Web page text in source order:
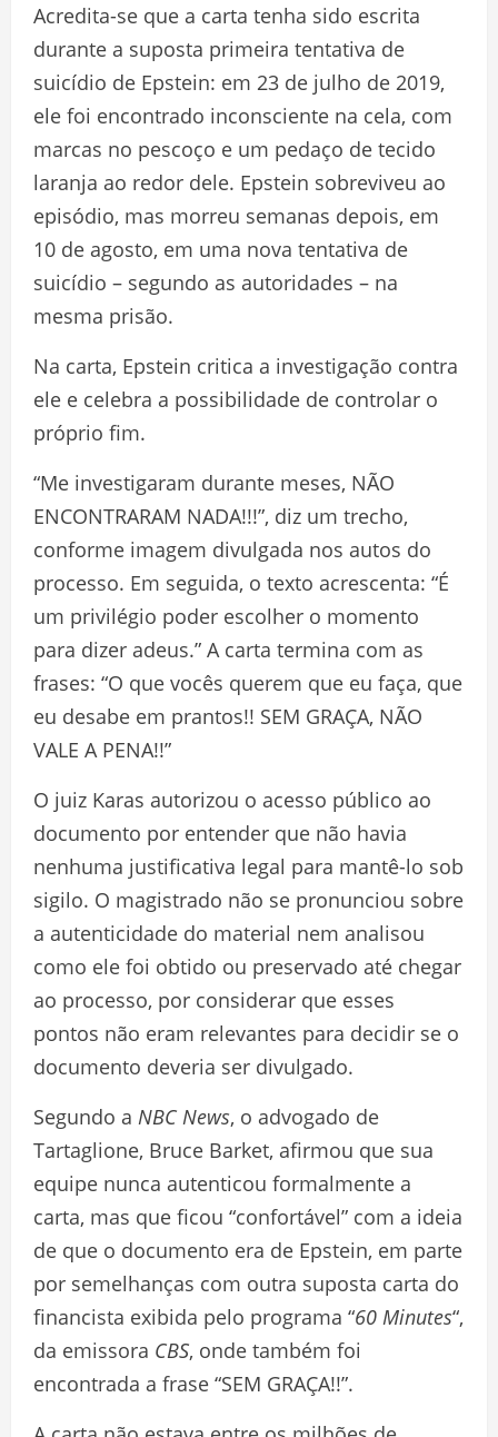
Acredita-se que a carta tenha sido escrita
durante a suposta primeira tentativa de
suicídio de Epstein: em 23 de julho de 2019,
ele foi encontrado inconsciente na cela, com
marcas no pescoço e um pedaço de tecido
laranja ao redor dele. Epstein sobreviveu ao
episódio, mas morreu semanas depois, em
10 de agosto, em uma nova tentativa de
suicídio – segundo as autoridades – na
mesma prisão.
Na carta, Epstein critica a investigação contra
ele e celebra a possibilidade de controlar o
próprio fim.
“Me investigaram durante meses, NÃO
ENCONTRARAM NADA!!!”, diz um trecho,
conforme imagem divulgada nos autos do
processo. Em seguida, o texto acrescenta: “É
um privilégio poder escolher o momento
para dizer adeus.” A carta termina com as
frases: “O que vocês querem que eu faça, que
eu desabe em prantos!! SEM GRAÇA, NÃO
VALE A PENA!!”
O juiz Karas autorizou o acesso público ao
documento por entender que não havia
nenhuma justificativa legal para mantê-lo sob
sigilo. O magistrado não se pronunciou sobre
a autenticidade do material nem analisou
como ele foi obtido ou preservado até chegar
ao processo, por considerar que esses
pontos não eram relevantes para decidir se o
documento deveria ser divulgado.
Segundo a NBC News, o advogado de
Tartaglione, Bruce Barket, afirmou que sua
equipe nunca autenticou formalmente a
carta, mas que ficou “confortável” com a ideia
de que o documento era de Epstein, em parte
por semelhanças com outra suposta carta do
financista exibida pelo programa “60 Minutes“,
da emissora CBS, onde também foi
encontrada a frase “SEM GRAÇA!!”.